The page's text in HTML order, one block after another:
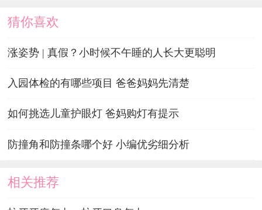
猜你喜欢
涨姿势 | 真假？小时候不午睡的人长大更聪明
入园体检的有哪些项目 爸爸妈妈先清楚
如何挑选儿童护眼灯 爸妈购灯有提示
防撞角和防撞条哪个好 小编优劣细分析
相关推荐